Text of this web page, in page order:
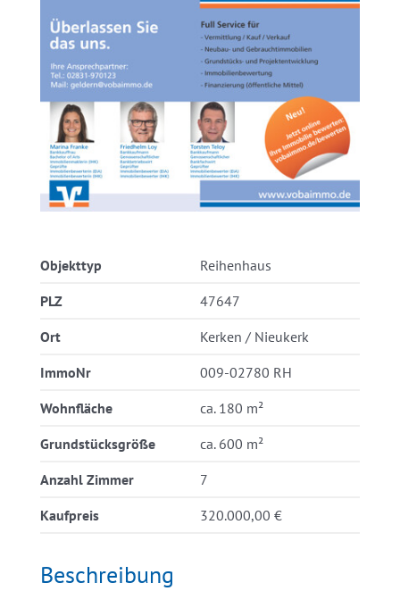
Objekttyp
Reihenhaus
PLZ
47647
Ort
Kerken / Nieukerk
ImmoNr
009-02780 RH
Wohnfläche
ca. 180 m²
Grundstücksgröße
ca. 600 m²
Anzahl Zimmer
7
Kaufpreis
320.000,00 €
Beschreibung